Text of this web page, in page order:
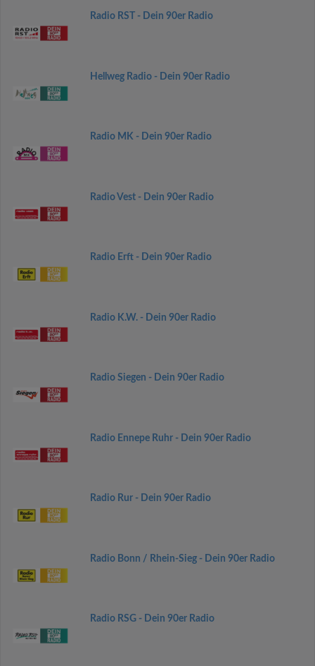
Radio RST - Dein 90er Radio
Hellweg Radio - Dein 90er Radio
Radio MK - Dein 90er Radio
Radio Vest - Dein 90er Radio
Radio Erft - Dein 90er Radio
Radio K.W. - Dein 90er Radio
Radio Siegen - Dein 90er Radio
Radio Ennepe Ruhr - Dein 90er Radio
Radio Rur - Dein 90er Radio
Radio Bonn / Rhein-Sieg - Dein 90er Radio
Radio RSG - Dein 90er Radio